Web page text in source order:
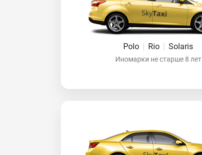
Polo | Rio | Solaris
Иномарки не старше 8 лет